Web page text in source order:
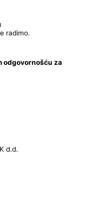
radimo.
odgovornošću za
d.d.